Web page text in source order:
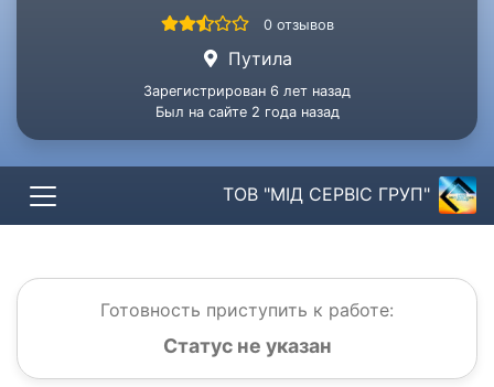
0 отзывов
Путила
Зарегистрирован 6 лет назад
Был на сайте 2 года назад
ТОВ "МІД СЕРВІС ГРУП"
Готовность приступить к работе:
Статус не указан